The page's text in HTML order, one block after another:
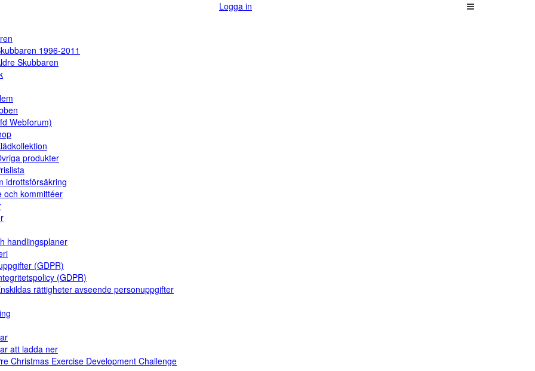
Logga in
1996-2011
Skubbaren
Webforum)
produkter
idrottsförsäkring
och kommittéer
handlingsplaner
(GDPR)
(GDPR)
rättigheter avseende personuppgifter
att ladda ner
Christmas Exercise Development Challenge